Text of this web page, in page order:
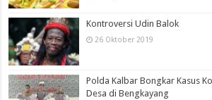
Kontroversi Udin Balok
26 Oktober 2019
Polda Kalbar Bongkar Kasus
Desa di Bengkayang